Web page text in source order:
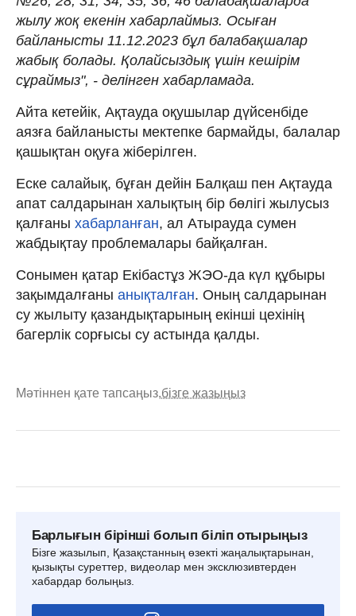
жылу жоқ екенін хабарлаймыз. Осыған
байланысты 11.12.2023 бұл балабақшалар
жабық болады. Қолайсыздық үшін кешірім
сұраймыз", - делінген хабарламада.
Айта кетейік, Ақтауда оқушылар дүйсенбіде
аязға байланысты мектепке бармайды, балалар
қашықтан оқуға жіберілген.
Еске салайық, бұған дейін Балқаш пен Ақтауда
апат салдарынан халықтың бір бөлігі жылусыз
қалғаны хабарланған, ал Атырауда сумен
жабдықтау проблемалары байқалған.
Сонымен қатар Екібастұз ЖЭО-да күл құбыры
зақымдалғаны анықталған. Оның салдарынан
су жылыту қазандықтарының екінші цехінің
багерлік сорғысы су астында қалды.
Мәтіннен қате тапсаңыз,бізге жазыңыз
Барлығын бірінші болып біліп отырыңыз
Бізге жазылып, Қазақстанның өзекті жаңалықтарынан,
қызықты суреттер, видеолар мен эксклюзивтерден
хабардар болыңыз.